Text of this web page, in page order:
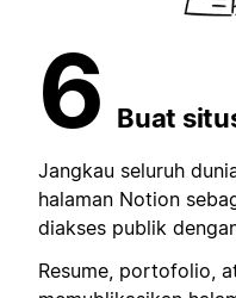
6 Buat
Jangkau seluruh
halaman Notion
diakses publik
Resume, portofolio,